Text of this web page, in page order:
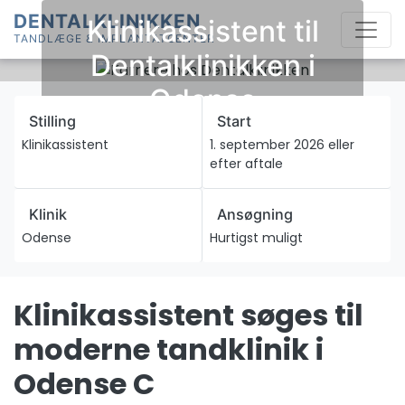
SkipDENTALKLINIKKEN
TANDLÆGE & IMPLANTATCENTER
Klinikassistent til
Dentalklinikken i
Odense
Stilling
Klinikassistent
Start
1. september 2026 eller
efter aftale
Klinik
Odense
Ansøgning
Hurtigst muligt
Klinikassistent søges til
moderne tandklinik i
Odense C